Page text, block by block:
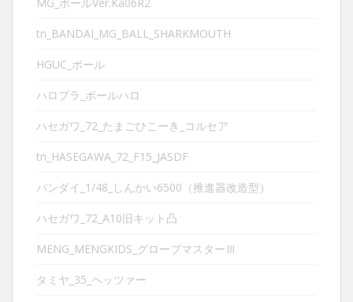
tn_BANDAI_MG_BALL_SHARKMOUTH
HGUC_ボール
ハロプラ_ボールハロ
ハセガワ_72_たまごひこーき_コルセア
tn_HASEGAWA_72_F15_JASDF
バンダイ_1/48_しんかい6500（推進器改造型）
ハセガワ_72_A10旧キット凸
MENG_MENGKIDS_グローブマスターⅢ
タミヤ_35_ヘッツァー